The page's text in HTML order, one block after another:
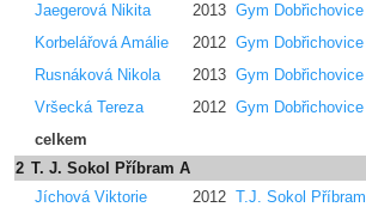
Jaegerová Nikita
2013 Gym Dobřichovice
Korbelářová Amálie
2012 Gym Dobřichovice
Rusnáková Nikola
2013 Gym Dobřichovice
Vršecká Tereza
2012 Gym Dobřichovice
celkem
2 T. J. Sokol Příbram A
Jíchová Viktorie
2012 T.J. Sokol Příbram